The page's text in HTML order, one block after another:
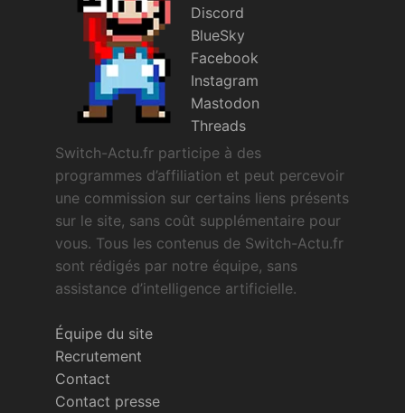
Discord
BlueSky
Facebook
Instagram
Mastodon
Threads
Switch-Actu.fr participe à des
programmes d’affiliation et peut percevoir
une commission sur certains liens présents
sur le site, sans coût supplémentaire pour
vous. Tous les contenus de Switch-Actu.fr
sont rédigés par notre équipe, sans
assistance d’intelligence artificielle.
Équipe du site
Recrutement
Contact
Contact presse